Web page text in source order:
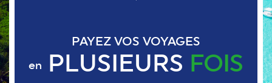
PAYEZ VOS VOYAGES
en PLUSIEURS FOIS